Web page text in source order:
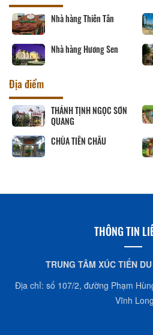
Nhà hàng Thiên Tân
Nhà hàng Hương Sen
Địa điểm
THÁNH TỊNH NGỌC SƠN
QUANG
CHÙA TIÊN CHÂU
THÔNG TIN
TRUNG TÂM XÚC TIẾN
Địa chỉ: số 107/2, đường Phạm
Vĩnh Long